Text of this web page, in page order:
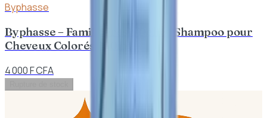
Byphasse
Byphasse – Family Fresh Delice Shampoo pour
Cheveux Colorés 750ml
4 000 F CFA